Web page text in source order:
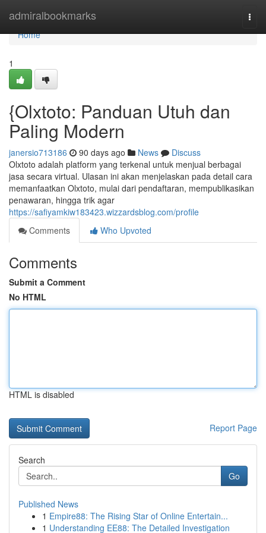
admiralbookmarks
Home
Home
1
{Olxtoto: Panduan Utuh dan
Paling Modern
janersio713186 90 days ago News
Discuss
Olxtoto adalah platform yang terkenal untuk menjual berbagai
jasa secara virtual. Ulasan ini akan menjelaskan pada detail cara
memanfaatkan Olxtoto, mulai dari pendaftaran, mempublikasikan
penawaran, hingga trik agar
https://safiyamkiw183423.wizzardsblog.com/profile
Comments
Who Upvoted
Comments
Submit a Comment
No HTML
HTML is disabled
Report Page
Search
Go
Published News
1 Empire88: The Rising Star of Online Entertain...
1 Understanding EE88: The Detailed Investigation